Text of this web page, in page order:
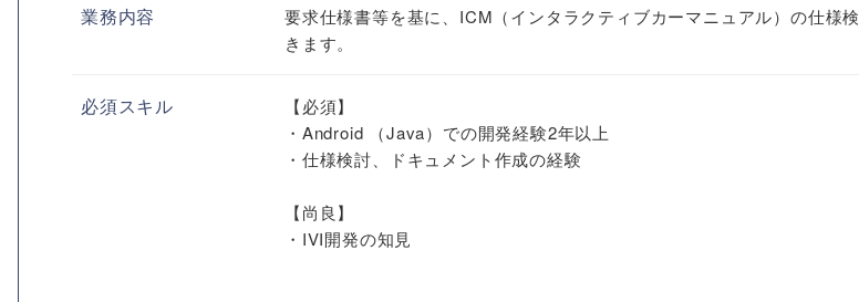
業務内容
要求仕様書等を基に、ICM（インタラクティブカーマニュアル）の仕様
きます。
必須スキル
【必須】
・Android （Java）での開発経験2年以上
・仕様検討、ドキュメント作成の経験
【尚良】
・IVI開発の知見